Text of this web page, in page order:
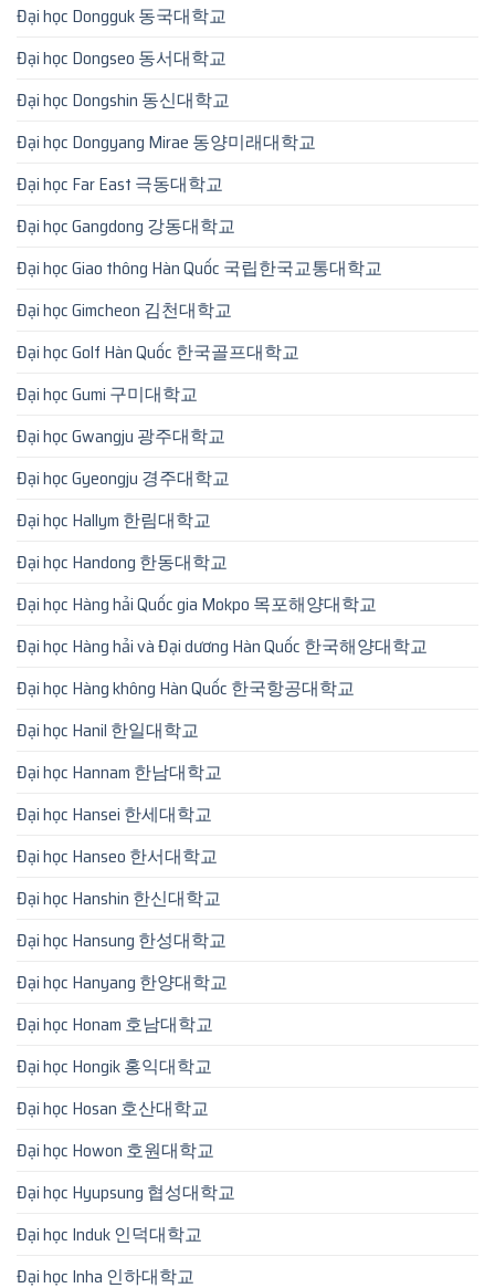
Đại học Dongguk 동국대학교
Đại học Dongseo 동서대학교
Đại học Dongshin 동신대학교
Đại học Dongyang Mirae 동양미래대학교
Đại học Far East 극동대학교
Đại học Gangdong 강동대학교
Đại học Giao thông Hàn Quốc 국립한국교통대학교
Đại học Gimcheon 김천대학교
Đại học Golf Hàn Quốc 한국골프대학교
Đại học Gumi 구미대학교
Đại học Gwangju 광주대학교
Đại học Gyeongju 경주대학교
Đại học Hallym 한림대학교
Đại học Handong 한동대학교
Đại học Hàng hải Quốc gia Mokpo 목포해양대학교
Đại học Hàng hải và Đại dương Hàn Quốc 한국해양대학교
Đại học Hàng không Hàn Quốc 한국항공대학교
Đại học Hanil 한일대학교
Đại học Hannam 한남대학교
Đại học Hansei 한세대학교
Đại học Hanseo 한서대학교
Đại học Hanshin 한신대학교
Đại học Hansung 한성대학교
Đại học Hanyang 한양대학교
Đại học Honam 호남대학교
Đại học Hongik 홍익대학교
Đại học Hosan 호산대학교
Đại học Howon 호원대학교
Đại học Hyupsung 협성대학교
Đại học Induk 인덕대학교
Đại học Inha 인하대학교